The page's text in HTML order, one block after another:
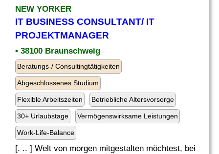
NEW YORKER
IT BUSINESS CONSULTANT/ IT
PROJEKTMANAGER
• 38100 Braunschweig
Beratungs-/ Consultingtätigkeiten
Abgeschlossenes Studium
Flexible Arbeitszeiten Betriebliche Altersvorsorge
30+ Urlaubstage Vermögenswirksame Leistungen
Work-Life-Balance
[. .. ] Welt von morgen mitgestalten möchtest, bei